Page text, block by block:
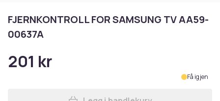
FJERNKONTROLL FOR SAMSUNG TV AA59-
00637A
201 kr
Få igjen